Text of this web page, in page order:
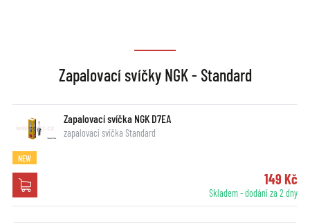
Zapalovací svíčky NGK - Standard
Zapalovací svíčka NGK D7EA
zapalovací svíčka Standard
NEW
149 Kč
Skladem - dodání za 2 dny